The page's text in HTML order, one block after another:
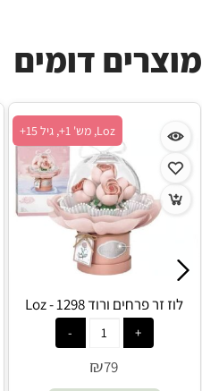
מוצרים דומים
Loz, מש' 1+, גיל 15+
לוז זר פרחים ורוד 1298 - Loz
₪79